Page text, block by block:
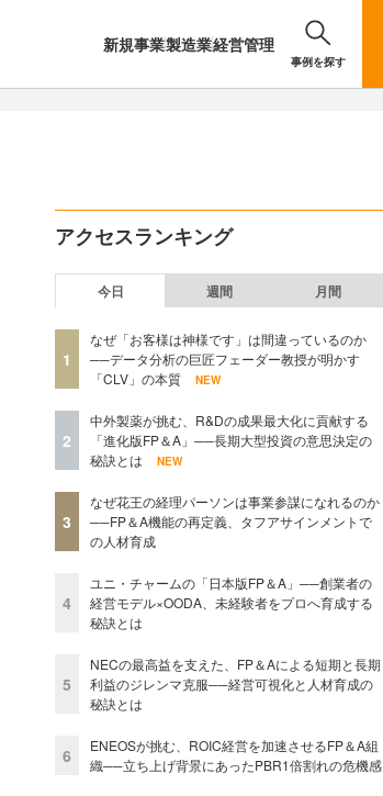
新規事業製造業経営管理
事例を探す
アクセスランキング
今日 週間 月間
1
なぜ「お客様は神様です」は間違っているのか
──データ分析の巨匠フェーダー教授が明かす
「CLV」の本質
NEW
2
中外製薬が挑む、R&Dの成果最大化に貢献する
「進化版FP＆A」──長期大型投資の意思決定の
秘訣とは
NEW
3
なぜ花王の経理パーソンは事業参謀になれるのか
──FP＆A機能の再定義、タフアサインメントで
の人材育成
4
ユニ・チャームの「日本版FP＆A」──創業者の
経営モデル×OODA、未経験者をプロへ育成する
秘訣とは
5
NECの最高益を支えた、FP＆Aによる短期と長期
利益のジレンマ克服──経営可視化と人材育成の
秘訣とは
6
ENEOSが挑む、ROIC経営を加速させるFP＆A組
織──立ち上げ背景にあったPBR1倍割れの危機感